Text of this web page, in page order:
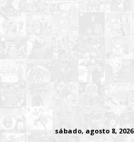
sábado, agosto 8, 2026